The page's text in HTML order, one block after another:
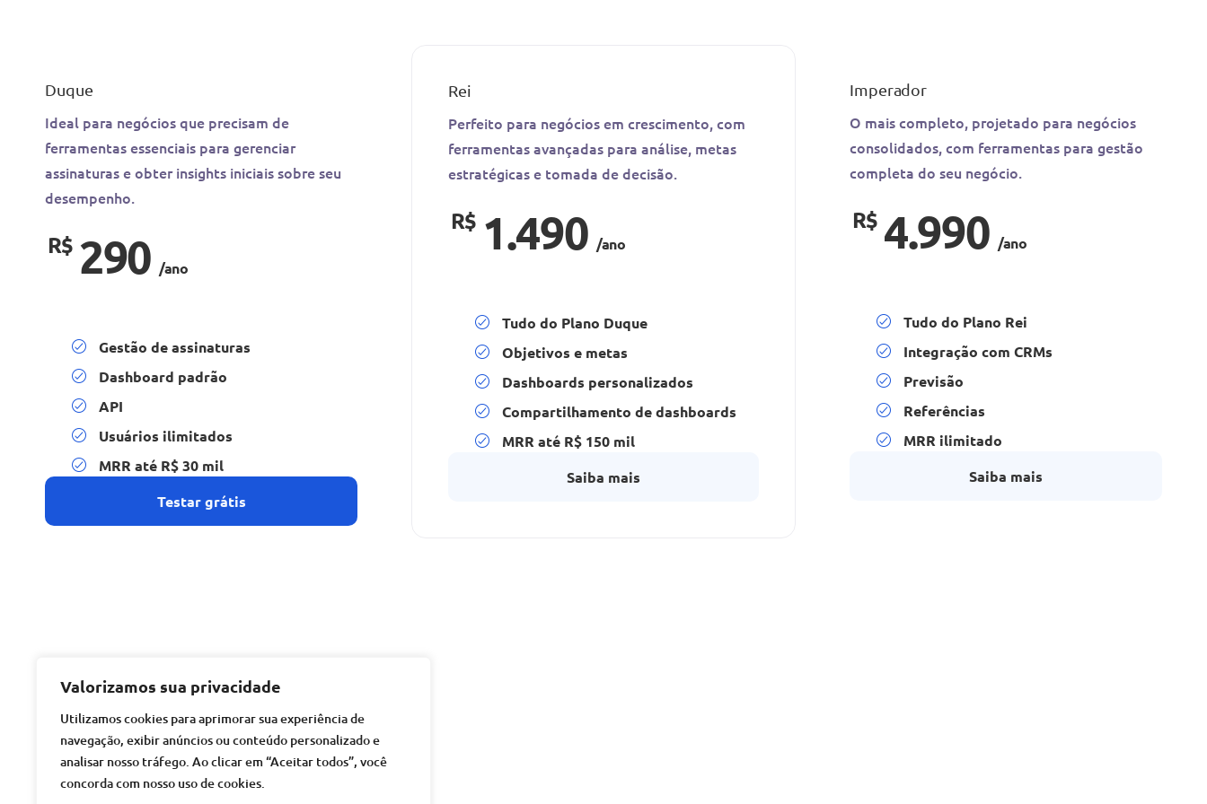
Valorizamos sua privacidade
Utilizamos cookies para aprimorar sua experiência de
navegação, exibir anúncios ou conteúdo personalizado e
analisar nosso tráfego. Ao clicar em “Aceitar todos”, você
concorda com nosso uso de cookies.
Duque
Ideal para negócios que precisam de
ferramentas essenciais para gerenciar
assinaturas e obter insights iniciais sobre seu
desempenho.
R$ 290 /ano
Gestão de assinaturas
Dashboard padrão
API
Usuários ilimitados
MRR até R$ 30 mil
Testar grátis
Rei
Perfeito para negócios em crescimento, com
ferramentas avançadas para análise, metas
estratégicas e tomada de decisão.
R$ 1.490 /ano
Tudo do Plano Duque
Objetivos e metas
Dashboards personalizados
Compartilhamento de dashboards
MRR até R$ 150 mil
Saiba mais
Imperador
O mais completo, projetado para negócios
consolidados, com ferramentas para gestão
completa do seu negócio.
R$ 4.990 /ano
Tudo do Plano Rei
Integração com CRMs
Previsão
Referências
MRR ilimitado
Saiba mais